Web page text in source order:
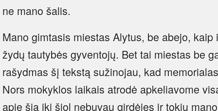
ne mano šalis.
Mano gimtasis miestas Alytus, be abejo,
žydų tautybės gyventojų. Bet tai miestas be
rašydmas šį tekstą sužinojau, kad
Nors mokyklos laikais atrodė apkeliavome
apie šią iki šiol nebuvau girdėjęs ir tokių